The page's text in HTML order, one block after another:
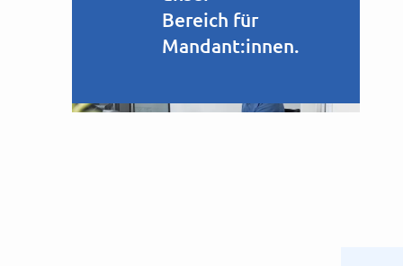
Bereich für
Mandant:innen.